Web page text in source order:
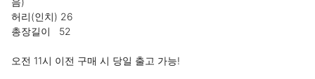
허리(인치) 26
총장길이   52
오전 11시 이전 구매 시 당일 출고 가능!